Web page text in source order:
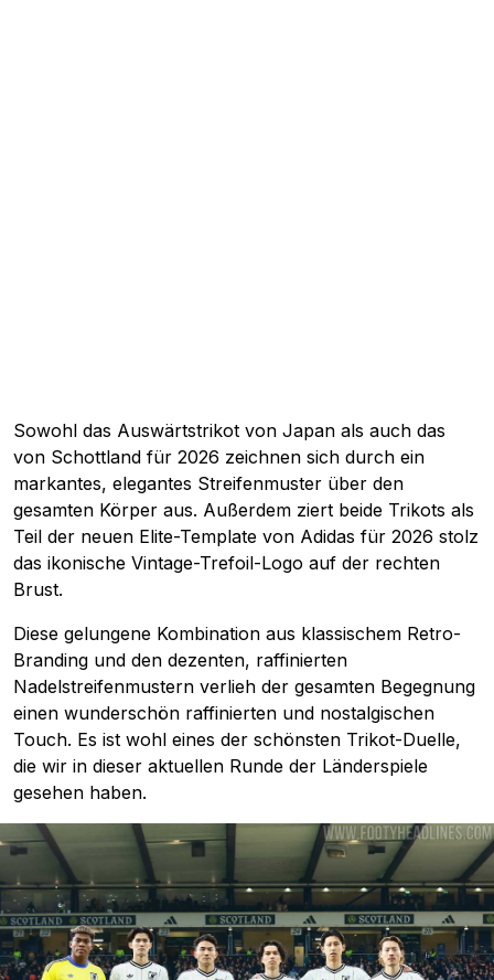
Sowohl das Auswärtstrikot von Japan als auch das
von Schottland für 2026 zeichnen sich durch ein
markantes, elegantes Streifenmuster über den
gesamten Körper aus. Außerdem ziert beide Trikots als
Teil der neuen Elite-Template von Adidas für 2026 stolz
das ikonische Vintage-Trefoil-Logo auf der rechten
Brust.
Diese gelungene Kombination aus klassischem Retro-
Branding und den dezenten, raffinierten
Nadelstreifenmustern verlieh der gesamten Begegnung
einen wunderschön raffinierten und nostalgischen
Touch. Es ist wohl eines der schönsten Trikot-Duelle,
die wir in dieser aktuellen Runde der Länderspiele
gesehen haben.